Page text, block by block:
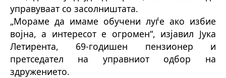
управуваат со засолништата.
„Мораме да имаме обучени луѓе ако избие
војна, а интересот е огромен“, изјавил Јука
Летирента, 69-годишен пензионер и
претседател на управниот одбор на
здружението.